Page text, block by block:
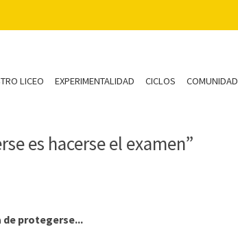
LICEO EXPERIMENTALIDAD CICLOS COMUNIDAD
es hacerse el examen”
de protegerse...